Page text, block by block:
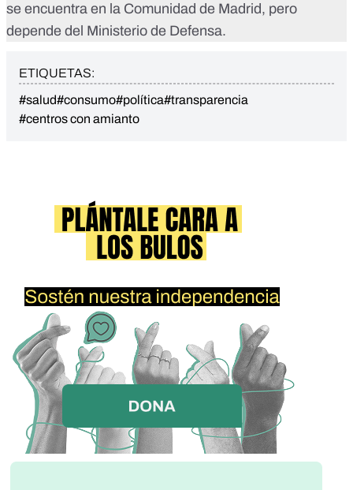
se encuentra en la Comunidad de Madrid, pero
depende del Ministerio de Defensa.
ETIQUETAS:
#salud#consumo#política#transparencia
#centros con amianto